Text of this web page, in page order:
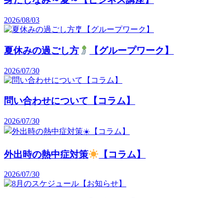
2026/08/03
夏休みの過ごし方 【グループワーク】
2026/07/30
問い合わせについて【コラム】
2026/07/30
外出時の熱中症対策 【コラム】
2026/07/30